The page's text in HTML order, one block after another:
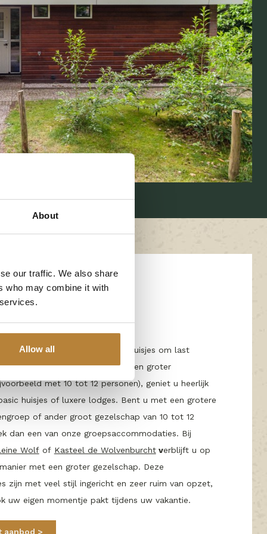
About
our traffic. We also share
who may combine it with
Allow all
last minute
heeft u een ruime keuze uit huisjes om last
Zowel met uw gezin als met een groter
met 10 tot 12 personen), geniet u heerlijk
huisjes of luxere lodges. Bent u met een grotere
of ander groot gezelschap van 10 tot 12
dan een van onze groepsaccommodaties. Bij
Wolfof Kasteel de Wolvenburchtverblijft u op
met een groter gezelschap. Deze
zijn met veel stijl ingericht en zeer ruim van opzet,
uw eigen momentje pakt tijdens uw vakantie.
aanbod